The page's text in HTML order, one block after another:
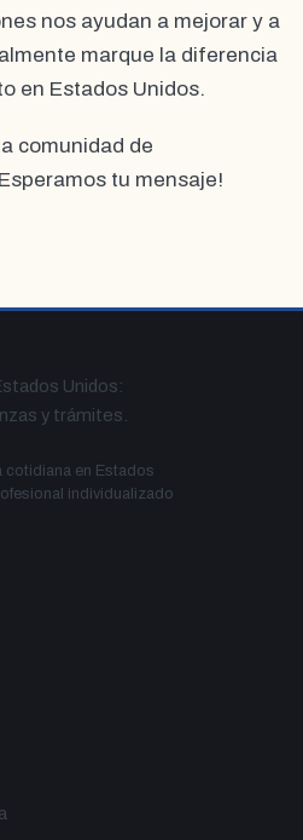
nos ayudan a mejorar y a
marque la diferencia
en Estados Unidos.
comunidad de
tu mensaje!
Unidos:
y trámites.
cotidiana en Estados
individualizado